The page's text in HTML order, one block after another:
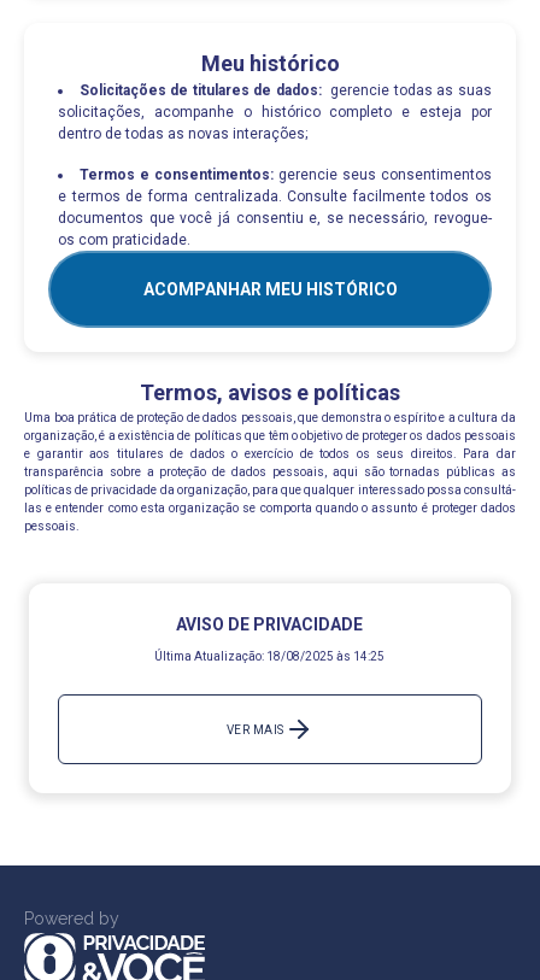
Meu histórico
Solicitações de titulares de dados: gerencie todas as suas
solicitações, acompanhe o histórico completo e esteja por
dentro de todas as novas interações;
Termos e consentimentos: gerencie seus consentimentos
e termos de forma centralizada. Consulte facilmente todos os
documentos que você já consentiu e, se necessário, revogue-
os com praticidade.
ACOMPANHAR MEU HISTÓRICO
Termos, avisos e políticas
Uma boa prática de proteção de dados pessoais, que demonstra o espírito e a cultura da
organização, é a existência de políticas que têm o objetivo de proteger os dados pessoais
e garantir aos titulares de dados o exercício de todos os seus direitos. Para dar
transparência sobre a proteção de dados pessoais, aqui são tornadas públicas as
políticas de privacidade da organização, para que qualquer interessado possa consultá-
las e entender como esta organização se comporta quando o assunto é proteger dados
pessoais.
AVISO DE PRIVACIDADE
Última Atualização: 18/08/2025 às 14:25
VER MAIS
Powered by